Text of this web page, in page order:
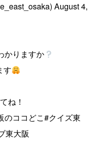
August 4,
かりますか
す
ね！
のココどこ#クイズ東
東大阪